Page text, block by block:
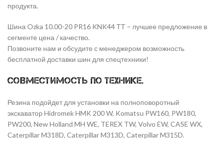
продукта.
Шина Ozka 10.00-20 PR16 KNK44 ТТ – лучшее предложение в
сегменте цена / качество.
Позвоните нам и обсудите с менеджером возможность
бесплатной доставки шин для спецтехники!
Совместимость по технике.
Резина подойдет для установки на полноповоротный
экскаватор Hidromek HMK 200 W, Komatsu PW160, PW180,
PW200, New Holland MH WE, TEREX TW, Volvo EW, CASE WX,
Caterpillar M318D, Caterpillar M313D, Caterpillar M315D.